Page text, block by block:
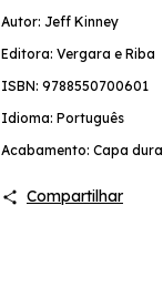
Autor: Jeff Kinney
Editora: Vergara e Riba
ISBN: 9788550700601
Idioma: Português
Acabamento: Capa dura
Compartilhar